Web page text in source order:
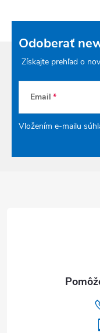
Odoberať
Získajte prehľad o
Email
Vložením e-mailu